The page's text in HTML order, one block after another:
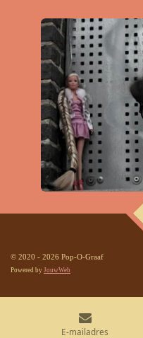
© 2020 - 2026 Pop-O-Graaf
Powered by JouwWeb
E-mailadres